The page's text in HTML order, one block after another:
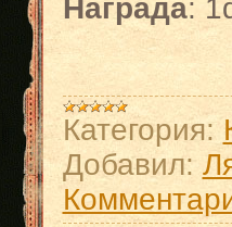
Награда:
Категория:
Добавил: